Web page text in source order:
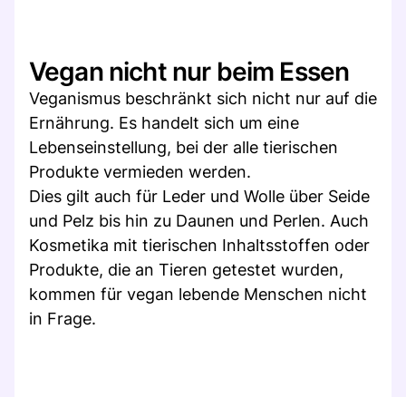
Vegan nicht nur beim Essen
Veganismus beschränkt sich nicht nur auf die
Ernährung. Es handelt sich um eine
Lebenseinstellung, bei der alle tierischen
Produkte vermieden werden.
Dies gilt auch für Leder und Wolle über Seide
und Pelz bis hin zu Daunen und Perlen. Auch
Kosmetika mit tierischen Inhaltsstoffen oder
Produkte, die an Tieren getestet wurden,
kommen für vegan lebende Menschen nicht
in Frage.